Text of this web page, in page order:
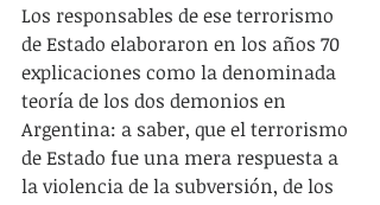
Los responsables de ese terrorismo
de Estado elaboraron en los años 70
explicaciones como la denominada
teoría de los dos demonios en
Argentina: a saber, que el terrorismo
de Estado fue una mera respuesta a
la violencia de la subversión, de los